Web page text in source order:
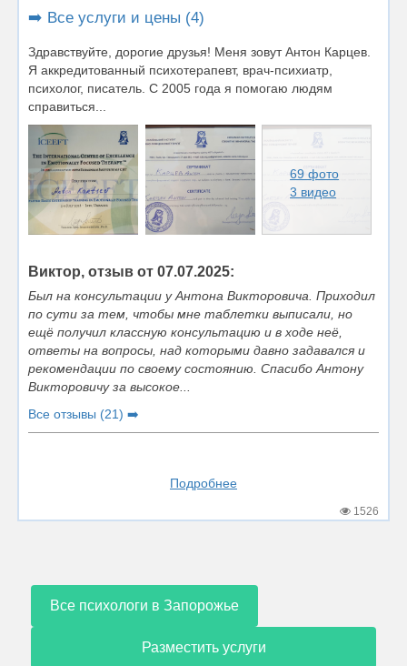
➡️ Все услуги и цены (4)
Здравствуйте, дорогие друзья! Меня зовут Антон Карцев.
Я аккредитованный психотерапевт, врач-психиатр,
психолог, писатель. С 2005 года я помогаю людям
справиться...
69 фото
3 видео
Виктор, отзыв от 07.07.2025:
Был на консультации у Антона Викторовича. Приходил
по сути за тем, чтобы мне таблетки выписали, но
ещё получил классную консультацию и в ходе неё,
ответы на вопросы, над которыми давно задавался и
рекомендации по своему состоянию. Спасибо Антону
Викторовичу за высокое...
Все отзывы (21) ➡️
Подробнее
1526
Все психологи в Запорожье
Разместить услуги